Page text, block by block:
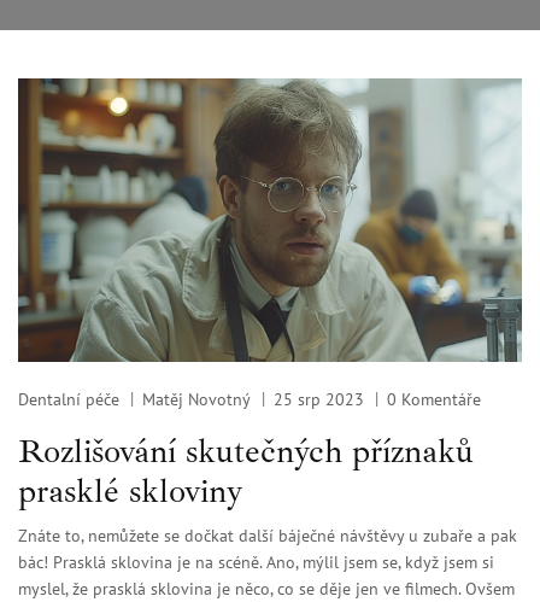
Dentalní péče Matěj Novotný 25 srp 2023 0 Komentáře
Rozlišování skutečných příznaků
prasklé skloviny
Znáte to, nemůžete se dočkat další báječné návštěvy u zubaře a pak
bác! Prasklá sklovina je na scéně. Ano, mýlil jsem se, když jsem si
myslel, že prasklá sklovina je něco, co se děje jen ve filmech. Ovšem